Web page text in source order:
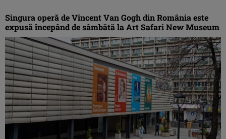
Singura operă de Vincent Van Gogh din România este
expusă începând de sâmbătă la Art Safari New Museum